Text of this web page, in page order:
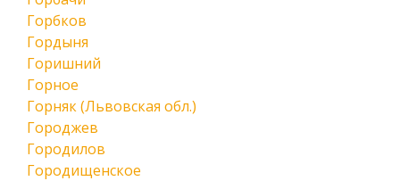
Горбков
Гордыня
Горишний
Горное
Горняк (Львовская обл.)
Городжев
Городилов
Городищенское